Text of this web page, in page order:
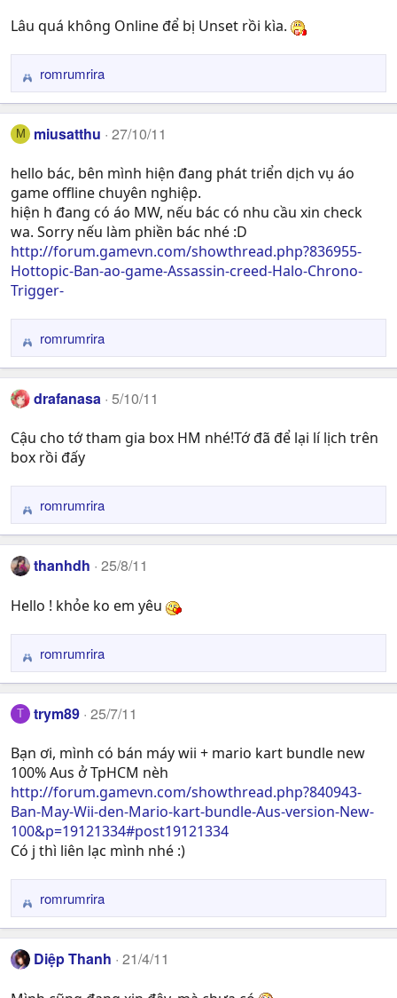
i
s
:
Lâu quá không Online để bị Unset rồi kìa.
R
e
a
c
i
o
n
s
:
romrumrira
M miusatthu 27/10/11
hello bác, bên mình hiện đang phát triển dịch vụ áo
game offline chuyên nghiệp.
hiện h đang có áo MW, nếu bác có nhu cầu xin check
wa. Sorry nếu làm phiền bác nhé :D
http://forum.gamevn.com/showthread.php?836955-
Hottopic-Ban-ao-game-Assassin-creed-Halo-Chrono-
Trigger-
R
e
a
c
i
o
romrumrira
drafanasa 5/10/11
Cậu cho tớ tham gia box HM nhé!Tớ đã để lại lí lịch trên
box rồi đấy
R
e
a
c
i
s
:
romrumrira
thanhdh 25/8/11
Hello ! khỏe ko em yêu
R
e
a
c
i
o
n
s
:
romrumrira
T trym89 25/7/11
Bạn ơi, mình có bán máy wii + mario kart bundle new
100% Aus ở TpHCM nèh
http://forum.gamevn.com/showthread.php?840943-
Ban-May-Wii-den-Mario-kart-bundle-Aus-version-New-
100&p=19121334#post19121334
Có j thì liên lạc mình nhé :)
R
e
a
c
romrumrira
Diệp Thanh 21/4/11